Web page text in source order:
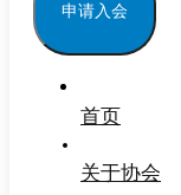
申请入会
首页
关于协会